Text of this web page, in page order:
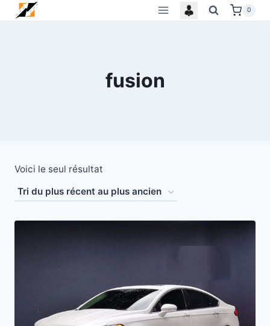
Skip
0
fusion
Voici le seul résultat